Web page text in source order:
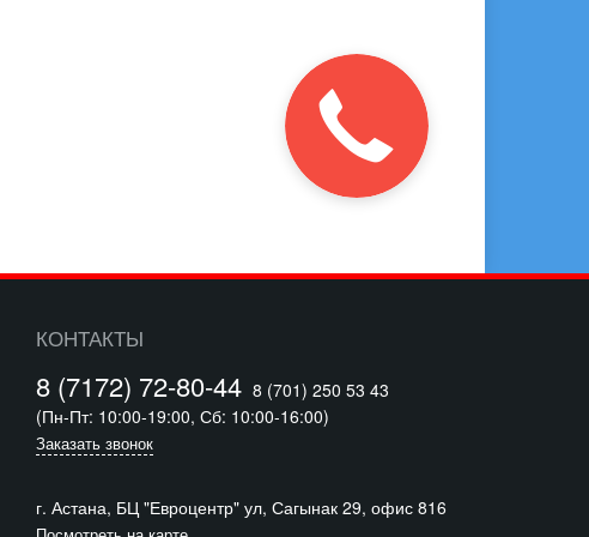
КОНТАКТЫ
8 (7172) 72-80-44 8 (701) 250 53 43
(Пн-Пт: 10:00-19:00, Сб: 10:00-16:00)
Заказать звонок
г. Астана, БЦ "Евроцентр" ул, Сагынак 29, офис 816